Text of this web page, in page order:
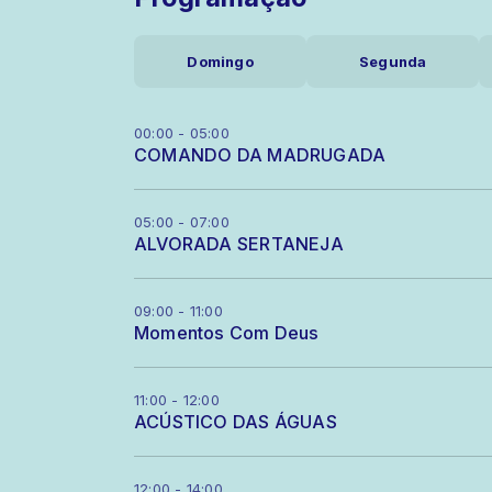
Domingo Segunda
00:00 - 05:00
COMANDO DA MADRUGADA
05:00 - 07:00
ALVORADA SERTANEJA
09:00 - 11:00
Momentos Com Deus
11:00 - 12:00
ACÚSTICO DAS ÁGUAS